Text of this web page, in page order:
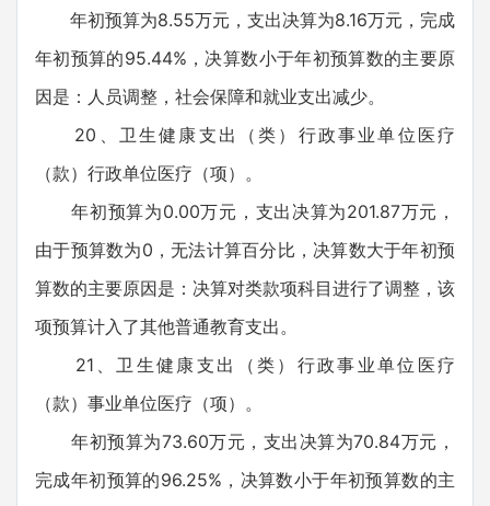
年初预算为8.55万元，支出决算为8.16万元，完成
年初预算的95.44%，决算数小于年初预算数的主要原
因是：人员调整，社会保障和就业支出减少。
20、卫生健康支出（类）行政事业单位医疗
（款）行政单位医疗（项）。
年初预算为0.00万元，支出决算为201.87万元，
由于预算数为0，无法计算百分比，决算数大于年初预
算数的主要原因是：决算对类款项科目进行了调整，该
项预算计入了其他普通教育支出。
21、卫生健康支出（类）行政事业单位医疗
（款）事业单位医疗（项）。
年初预算为73.60万元，支出决算为70.84万元，
完成年初预算的96.25%，决算数小于年初预算数的主